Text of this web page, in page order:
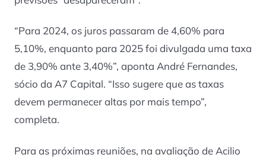
“Para 2024, os juros passaram de 4,60% para
5,10%, enquanto para 2025 foi divulgada uma taxa
de 3,90% ante 3,40%”, aponta André Fernandes,
sócio da A7 Capital. “Isso sugere que as taxas
devem permanecer altas por mais tempo”,
completa.
Para as próximas reuniões, na avaliação de Acilio